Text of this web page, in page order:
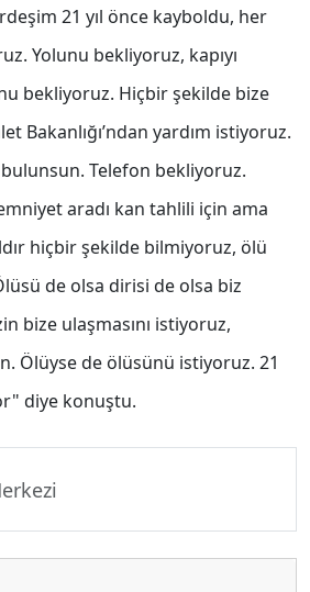
21 yıl önce kayboldu, her
Yolunu bekliyoruz, kapıyı
bekliyoruz. Hiçbir şekilde bize
Bakanlığı’ndan yardım istiyoruz.
Telefon bekliyoruz.
aradı kan tahlili için ama
hiçbir şekilde bilmiyoruz, ölü
de olsa dirisi de olsa biz
bize ulaşmasını istiyoruz,
Ölüyse de ölüsünü istiyoruz. 21
diye konuştu.